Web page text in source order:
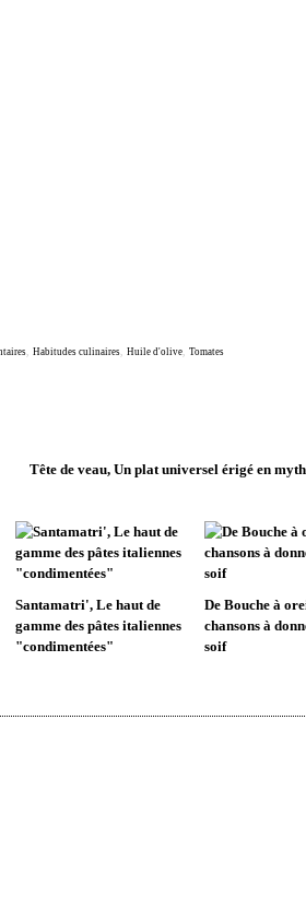
, Habitudes culinaires, Huile d'olive, Tomates
Tête de veau, Un plat universel érigé en
Santamatri', Le haut de
gamme des pâtes italiennes
"condimentées"
De Bouche à
chansons à
soif